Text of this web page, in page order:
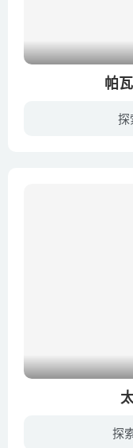
帕
探
探